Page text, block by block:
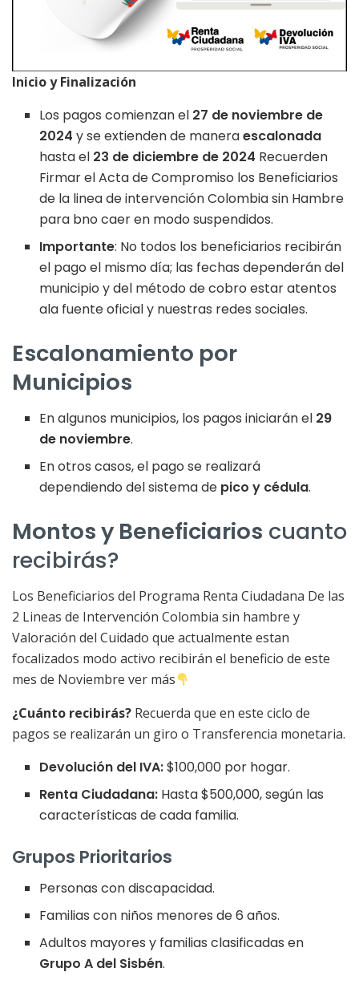
Inicio y Finalización
Los pagos comienzan el 27 de noviembre de
2024 y se extienden de maneraescalonada
hasta el 23 de diciembre de 2024 Recuerden
Firmar el Acta de Compromiso los Beneficiarios
de la linea de intervención Colombia sin Hambre
para bno caer en modo suspendidos.
Importante: No todos los beneficiarios recibirán
el pago el mismo día; las fechas dependerán del
municipio y del método de cobro estar atentos
ala fuente oficial y nuestras redes sociales.
Escalonamiento por
Municipios
En algunos municipios, los pagos iniciarán el 29
de noviembre.
En otros casos, el pago se realizará
dependiendo del sistema de pico y cédula.
Montos y Beneficiarios cuanto
recibirás?
Los Beneficiarios del Programa Renta Ciudadana De las
2 Lineas de Intervención Colombia sin hambre y
Valoración del Cuidado que actualmente estan
focalizados modo activo recibirán el beneficio de este
mes de Noviembre ver más
¿Cuánto recibirás? Recuerda que en este ciclo de
pagos se realizarán un giro o Transferencia monetaria.
Devolución del IVA:$100,000 por hogar.
Renta Ciudadana: Hasta $500,000, según las
características de cada familia.
Grupos Prioritarios
Personas con discapacidad.
Familias con niños menores de 6 años.
Adultos mayores y familias clasificadas en
Grupo A del Sisbén.